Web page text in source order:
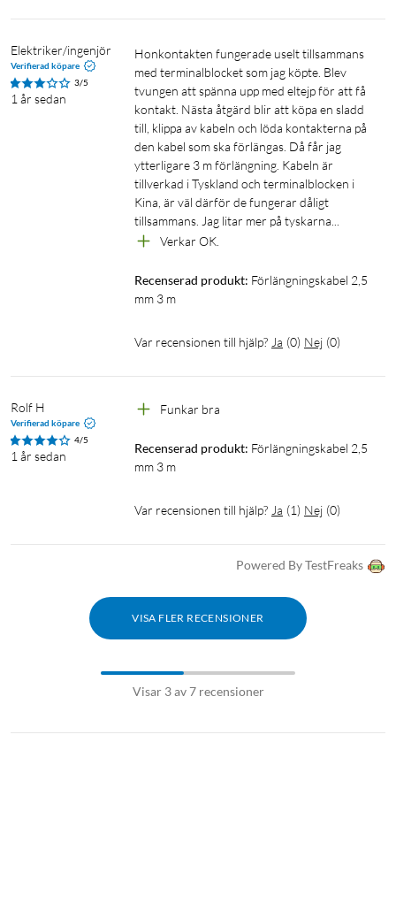
Elektriker/ingenjör
Verifierad köpare
3/5
1 år sedan
Honkontakten fungerade uselt tillsammans
med terminalblocket som jag köpte. Blev
tvungen att spänna upp med eltejp för att få
kontakt. Nästa åtgärd blir att köpa en sladd
till, klippa av kabeln och löda kontakterna på
den kabel som ska förlängas. Då får jag
ytterligare 3 m förlängning. Kabeln är
tillverkad i Tyskland och terminalblocken i
Kina, är väl därför de fungerar dåligt
tillsammans. Jag litar mer på tyskarna...
Verkar OK.
Recenserad produkt: Förlängningskabel 2,5
mm 3 m
Var recensionen till hjälp? Ja (0) Nej (0)
Rolf H
Verifierad köpare
4/5
1 år sedan
Funkar bra
Recenserad produkt: Förlängningskabel 2,5
mm 3 m
Var recensionen till hjälp? Ja (1) Nej (0)
Powered By TestFreaks
VISA FLER RECENSIONER
Visar 3 av 7 recensioner